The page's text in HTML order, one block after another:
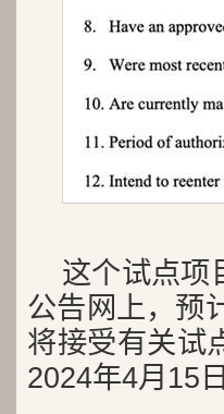
这个试点项
公告网上，预
将接受有关试
2024年4月15